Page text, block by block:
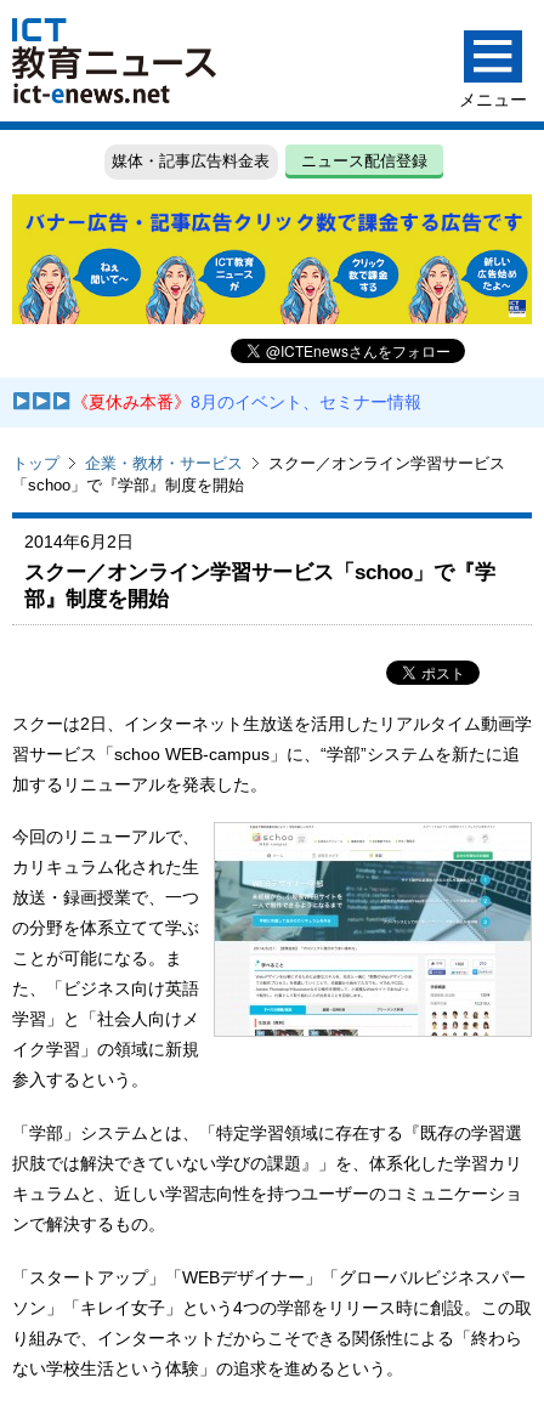
媒体・記事広告料金表 ニュース配信登録
《夏休み本番》8月のイベント、セミナー情報
トップ 企業・教材・サービス
スクー／オンライン学習サービス
「schoo」で『学部』制度を開始
2014年6月2日
スクー／オンライン学習サービス「schoo」で『学
部』制度を開始
スクーは2日、インターネット生放送を活用したリアルタイム動画学
習サービス「schoo WEB-campus」に、“学部”システムを新たに追
加するリニューアルを発表した。
今回のリニューアルで、
カリキュラム化された生
放送・録画授業で、一つ
の分野を体系立てて学ぶ
ことが可能になる。ま
た、「ビジネス向け英語
学習」と「社会人向けメ
イク学習」の領域に新規
参入するという。
「学部」システムとは、「特定学習領域に存在する『既存の学習選
択肢では解決できていない学びの課題』」を、体系化した学習カリ
キュラムと、近しい学習志向性を持つユーザーのコミュニケーショ
ンで解決するもの。
「スタートアップ」「WEBデザイナー」「グローバルビジネスパー
ソン」「キレイ女子」という4つの学部をリリース時に創設。この取
り組みで、インターネットだからこそできる関係性による「終わら
ない学校生活という体験」の追求を進めるという。